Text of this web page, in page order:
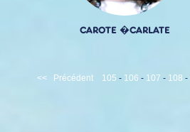
CAROTE �CARLATE
<< Précédent 105 - 106 - 107 - 108 -